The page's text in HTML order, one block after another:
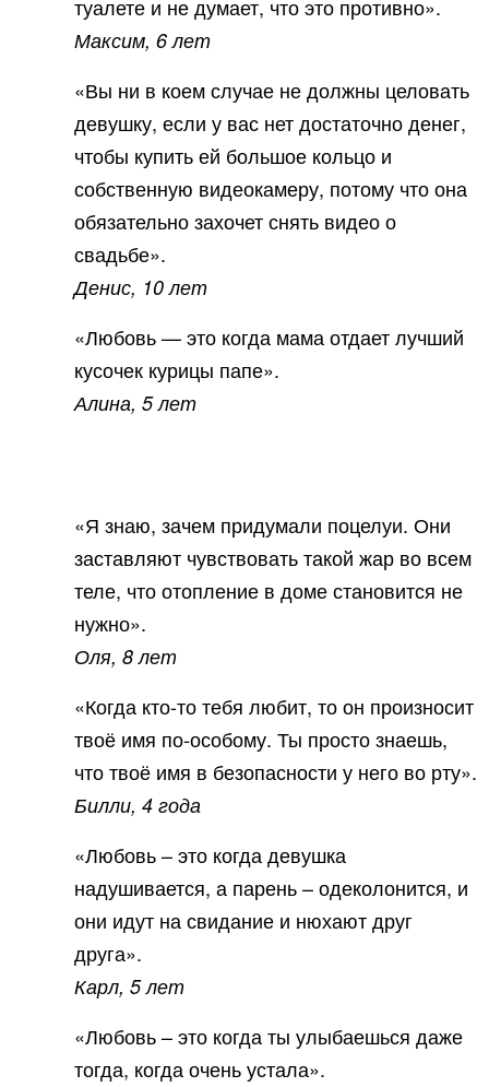
туалете и не думает, что это противно».
Максим, 6 лет
«Вы ни в коем случае не должны целовать
девушку, если у вас нет достаточно денег,
чтобы купить ей большое кольцо и
собственную видеокамеру, потому что она
обязательно захочет снять видео о
свадьбе».
Денис, 10 лет
«Любовь — это когда мама отдает лучший
кусочек курицы папе».
Алина, 5 лет
«Я знаю, зачем придумали поцелуи. Они
заставляют чувствовать такой жар во всем
теле, что отопление в доме становится не
нужно».
Оля, 8 лет
«Когда кто-то тебя любит, то он произносит
твоё имя по-особому. Ты просто знаешь,
что твоё имя в безопасности у него во рту».
Билли, 4 года
«Любовь – это когда девушка
надушивается, а парень – одеколонится, и
они идут на свидание и нюхают друг
друга».
Карл, 5 лет
«Любовь – это когда ты улыбаешься даже
тогда, когда очень устала».